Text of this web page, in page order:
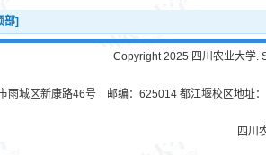
部]
Copyright 2025 四川农业大学.
雨城区新康路46号 邮编：625014 都江堰校区地址
四川